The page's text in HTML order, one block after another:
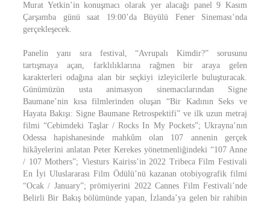
Murat Yetkin’in konuşmacı olarak yer alacağı panel 9 Kasım
Çarşamba günü saat 19:00’da Büyülü Fener Sineması’nda
gerçekleşecek.
Panelin yanı sıra festival, “Avrupalı Kimdir?” sorusunu
tartışmaya açan, farklılıklarına rağmen bir araya gelen
karakterleri odağına alan bir seçkiyi izleyicilerle buluşturacak.
Günümüzün usta animasyon sinemacılarından Signe
Baumane’nin kısa filmlerinden oluşan “Bir Kadının Seks ve
Hayata Bakışı: Signe Baumane Retrospektifi” ve ilk uzun metraj
filmi “Cebimdeki Taşlar / Rocks In My Pockets”; Ukrayna’nın
Odessa hapishanesinde mahkûm olan 107 annenin gerçek
hikâyelerini anlatan Peter Kerekes yönetmenliğindeki “107 Anne
/ 107 Mothers”; Viesturs Kairiss’in 2022 Tribeca Film Festivali
En İyi Uluslararası Film Ödülü’nü kazanan otobiyografik filmi
“Ocak / January”; prömiyerini 2022 Cannes Film Festivali’nde
Belirli Bir Bakış bölümünde yapan, İzlanda’ya gelen bir rahibin